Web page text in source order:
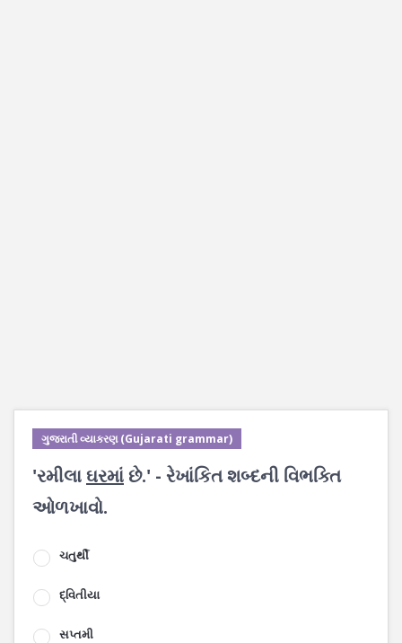
ગુજરાતી વ્યાકરણ (Gujarati grammar)
'રમીલાઘરમાંછે.' - રેખાંકિત શબ્દની વિભક્તિ
ઓળખાવો.
ચતુર્થી
દ્વિતીયા
સપ્તમી